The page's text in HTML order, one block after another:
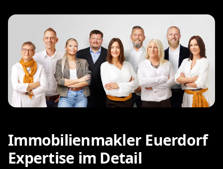
Immobilienmakler Euerdorf
Expertise im Detail